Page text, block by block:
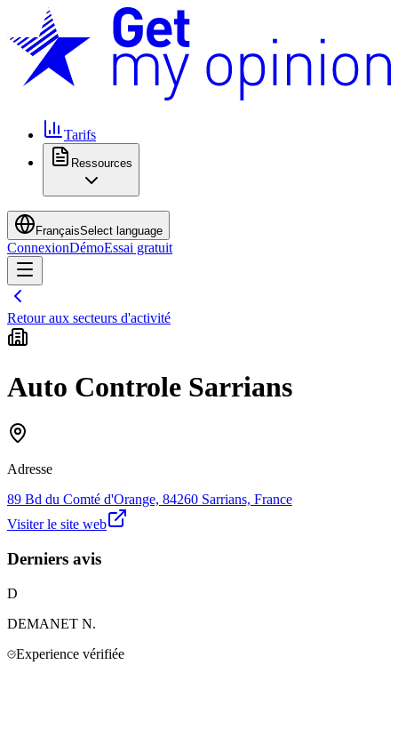
Tarifs
Ressources
FrançaisSelect language
ConnexionDémoEssai gratuit
Retour aux secteurs d'activité
Auto Controle Sarrians
Adresse
89 Bd du Comté d'Orange, 84260 Sarrians, France
Visiter le site web
Derniers avis
D
DEMANET N.
Experience vérifiée